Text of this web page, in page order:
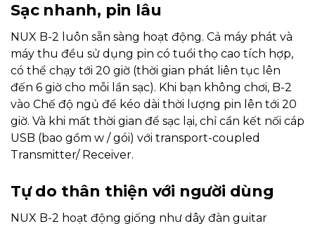
Sạc nhanh, pin lâu
NUX B-2 luôn sẵn sàng hoạt động. Cả máy phát và
máy thu đều sử dụng pin có tuổi thọ cao tích hợp,
có thể chạy tới 20 giờ (thời gian phát liên tục lên
đến 6 giờ cho mỗi lần sạc). Khi bạn không chơi, B-2
vào Chế độ ngủ để kéo dài thời lượng pin lên tới 20
giờ. Và khi mất thời gian để sạc lại, chỉ cần kết nối cáp
USB (bao gồm w / gói) với transport-coupled
Transmitter/ Receiver.
Tự do thân thiện với người dùng
NUX B-2 hoạt động giống như dây đàn guitar